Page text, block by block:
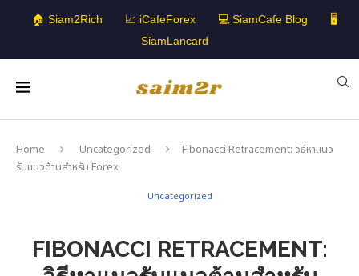
🏠 Siam2Rich 📈 iCafeForex 💻 SiamCafe Blog
🖥️
SiamLancard
Home Uncategorized
Fibonacci Retracement: วิธีหาแนว
รับแนวต้านสำหรับ Forex
Uncategorized
FIBONACCI RETRACEMENT: